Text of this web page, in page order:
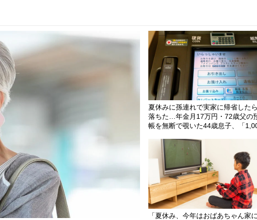
夏休みに孫連れで実家に帰省した
落ちた…年金月17万円・72歳父の
帳を無断で覗いた44歳息子、「
ただし、自分を責めたワケ
「夏休み、今年はおばあちゃん家